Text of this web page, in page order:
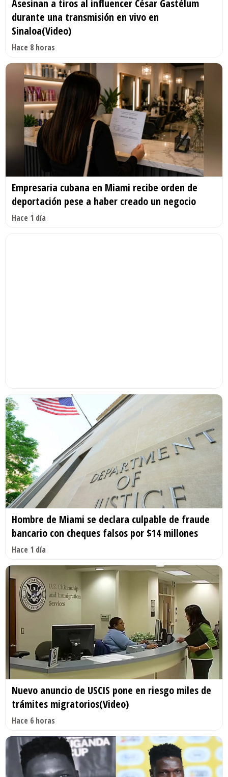
Asesinan a tiros al influencer César Gastélum
durante una transmisión en vivo en
Sinaloa(Video)
Hace 8 horas
Empresaria cubana en Miami recibe orden de
deportación pese a haber creado un negocio
Hace 1 día
Hombre de Miami se declara culpable de fraude
bancario con cheques falsos por $14 millones
Hace 1 día
Nuevo anuncio de USCIS pone en riesgo miles de
trámites migratorios(Video)
Hace 6 horas